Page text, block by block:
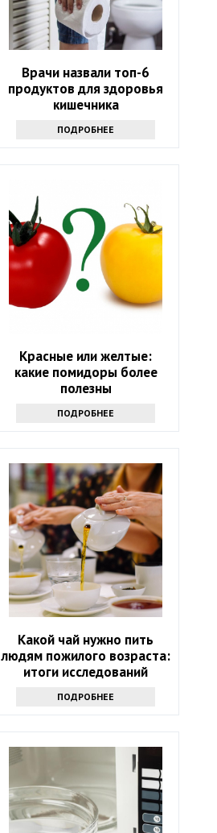
Врачи назвали топ-6
продуктов для здоровья
кишечника
ПОДРОБНЕЕ
Красные или желтые:
какие помидоры более
полезны
ПОДРОБНЕЕ
Какой чай нужно пить
людям пожилого возраста:
итоги исследований
ПОДРОБНЕЕ